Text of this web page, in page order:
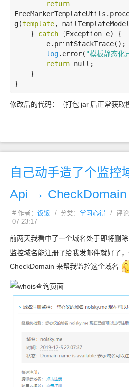
return
g(template,
    }
catch (Exception e) {
log.error( "模板静态化
return null;
}
修改后的代码：（打包 jar 后正常获取
自己动手造了个监控
Api → CheckDomain
# 作者： 饭饭 / 分类： 学习心得 / 评论
07 23:17
前两天我看中了一个域名处于即将删
监控域名能注册了给我发邮件就好了
CheckDomain 来帮我监控这个域名